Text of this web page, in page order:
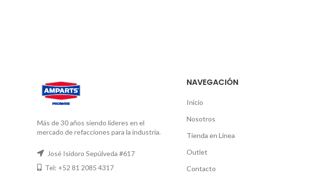
Más de 30 años siendo líderes en el
mercado de refacciones para la industria.
José Isidoro Sepúlveda #617
Tel: +52 81 2085 4317
NAVEGACIÓN
Inicio
Nosotros
Tienda en Línea
Outlet
Contacto